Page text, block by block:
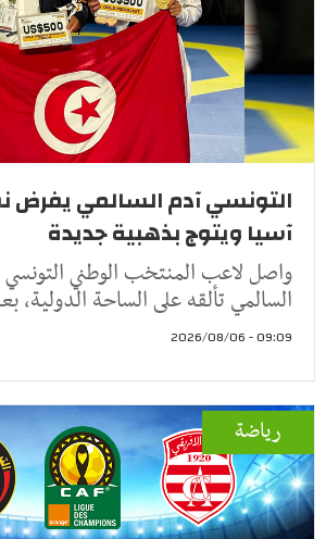
التونسي آدم السالمي
آسيا ويتوج بذهبية جديدة
واصل لاعب المنتخب الوطني التونسي
السالمي تألقه على الساحة الدولية،
09:09 - 2026/08/06
رياضة